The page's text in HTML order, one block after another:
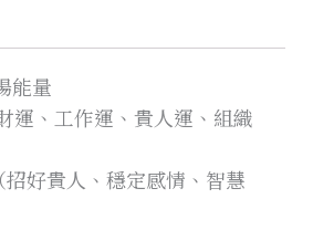
能量
運、工作運、貴人運、組織
好貴人、穩定感情、智慧